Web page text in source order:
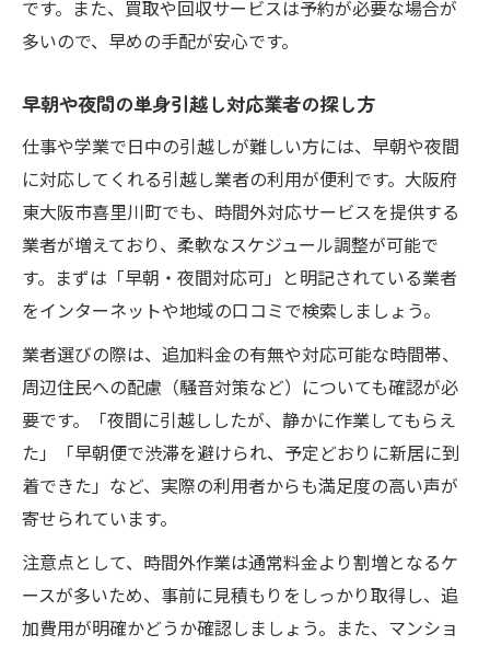
です。また、買取や回収サービスは予約が必要な場合が
多いので、早めの手配が安心です。
早朝や夜間の単身引越し対応業者の探し方
仕事や学業で日中の引越しが難しい方には、早朝や夜間
に対応してくれる引越し業者の利用が便利です。大阪府
東大阪市喜里川町でも、時間外対応サービスを提供する
業者が増えており、柔軟なスケジュール調整が可能で
す。まずは「早朝・夜間対応可」と明記されている業者
をインターネットや地域の口コミで検索しましょう。
業者選びの際は、追加料金の有無や対応可能な時間帯、
周辺住民への配慮（騒音対策など）についても確認が必
要です。「夜間に引越ししたが、静かに作業してもらえ
た」「早朝便で渋滞を避けられ、予定どおりに新居に到
着できた」など、実際の利用者からも満足度の高い声が
寄せられています。
注意点として、時間外作業は通常料金より割増となるケ
ースが多いため、事前に見積もりをしっかり取得し、追
加費用が明確かどうか確認しましょう。また、マンショ